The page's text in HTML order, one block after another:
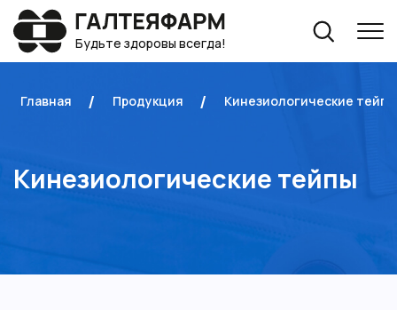
Будьте здоровы всегда!
Главная Продукция Кинезиологические тейпы
Кинезиологические тейпы